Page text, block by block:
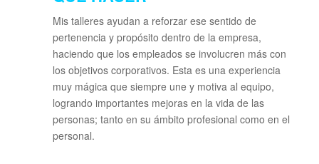
Mis talleres ayudan a reforzar ese sentido de
pertenencia y propósito dentro de la empresa,
haciendo que los empleados se involucren más con
los objetivos corporativos. Esta es una experiencia
muy mágica que siempre une y motiva al equipo,
logrando importantes mejoras en la vida de las
personas; tanto en su ámbito profesional como en el
personal.